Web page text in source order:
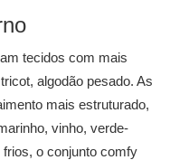
tecidos com mais
algodão pesado. As
mais estruturado,
vinho, verde-
o conjunto comfy